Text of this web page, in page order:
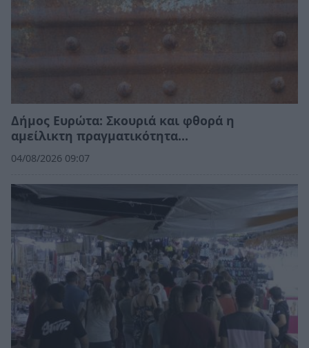
Δήμος Ευρώτα: Σκουριά και φθορά η
αμείλικτη πραγματικότητα…
04/08/2026 09:07